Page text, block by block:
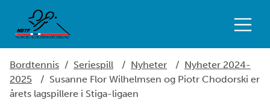
Bordtennis / Seriespill / Nyheter / Nyheter 2024-
2025
/ Susanne Flor Wilhelmsen og Piotr Chodorski er
årets lagspillere i Stiga-ligaen